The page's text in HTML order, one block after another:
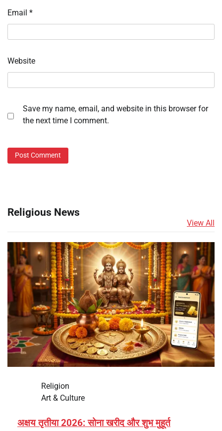
Email *
Website
Save my name, email, and website in this browser for
the next time I comment.
Religious News
View All
Religion
Art & Culture
अक्षय तृतीया 2026: सोना खरीद और शुभ मुहूर्त